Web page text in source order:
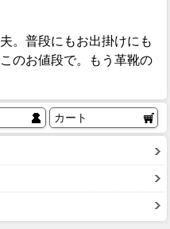
。普段にもお出掛けにも
のお値段で。もう革靴の
カート